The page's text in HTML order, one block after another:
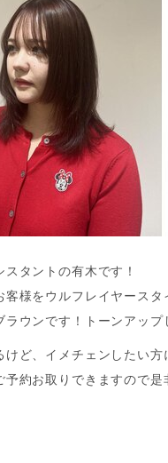
タントの有木です！
客様をウルフレイヤース
ラウンです！トーンアッ
けど、イメチェンしたい
予約お取りできますので是